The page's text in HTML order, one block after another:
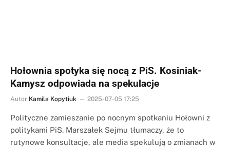
Hołownia spotyka się nocą z PiS. Kosiniak-
Kamysz odpowiada na spekulacje
Autor Kamila Kopytiuk 2025-07-05 17:25
Polityczne zamieszanie po nocnym spotkaniu Hołowni z
politykami PiS. Marszałek Sejmu tłumaczy, że to
rutynowe konsultacje, ale media spekulują o zmianach w